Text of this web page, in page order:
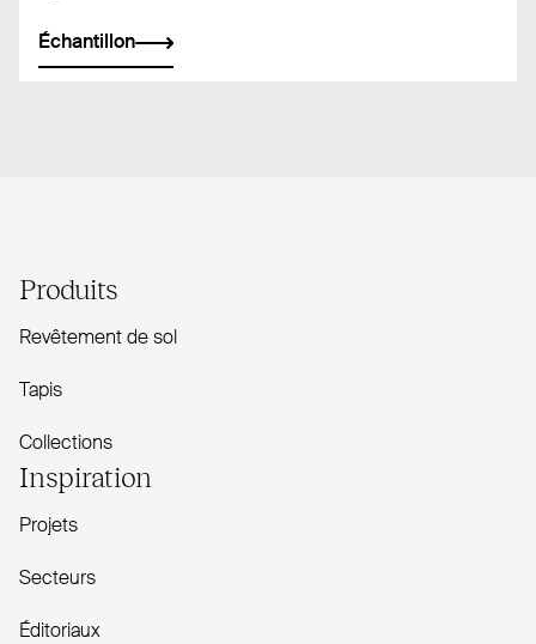
Échantillon
Produits
Revêtement de sol
Tapis
Collections
Inspiration
Projets
Secteurs
Éditoriaux